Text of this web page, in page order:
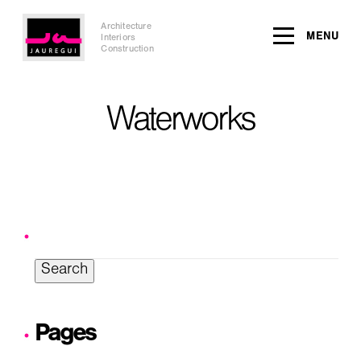
Architecture
Interiors
Construction
MENU
Waterworks
Pages